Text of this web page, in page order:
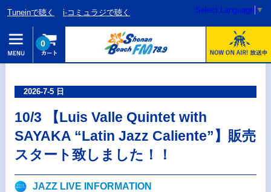
Tuneinで聴く i-コミュラジで聴く Select Language ▼
0
2026-7-5 日
10/3 【Luis Valle Quintet with
SAYAKA “Latin Jazz Caliente”】販売
スタート致しました！！
JAZZ LIVE INFORMATION